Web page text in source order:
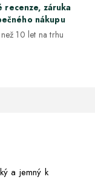
recenze, záruka
nákupu
10 let na trhu
a jemný k